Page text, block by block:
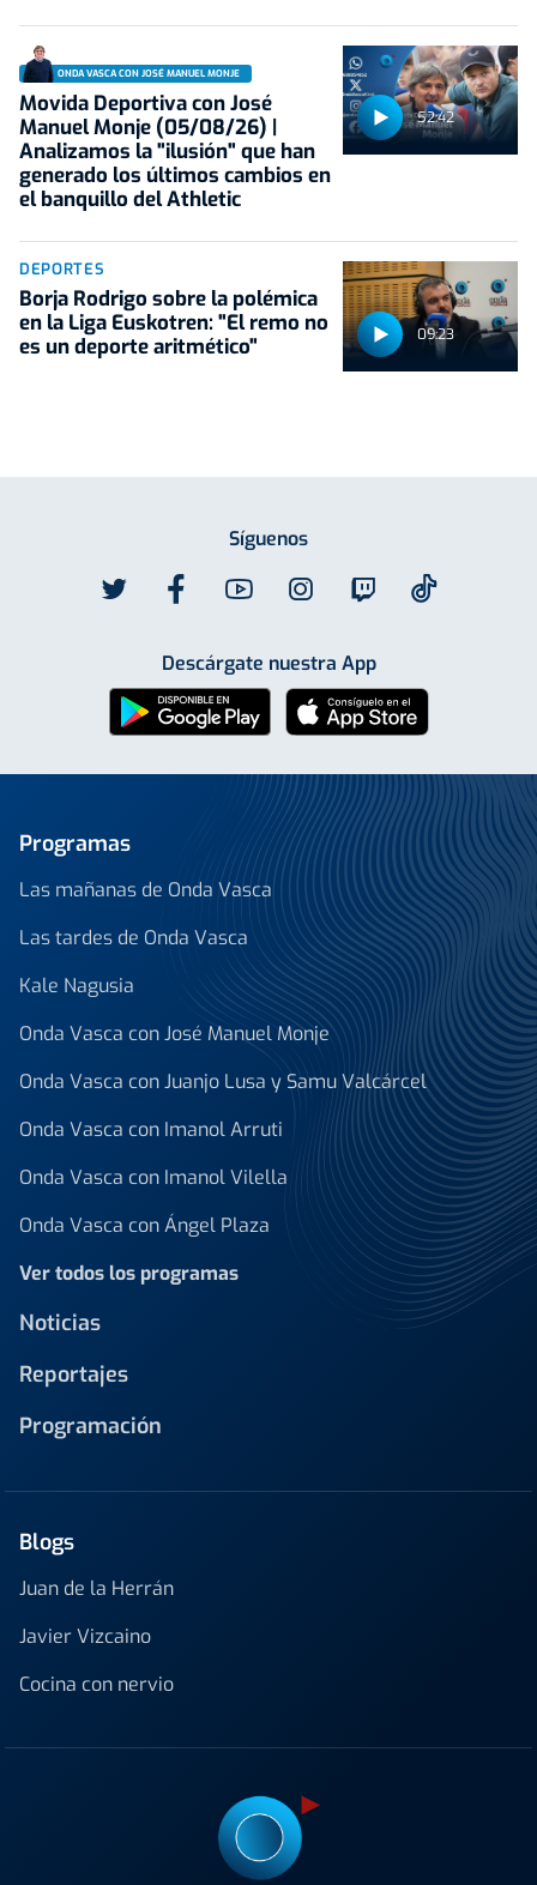
52:42
ONDA VASCA CON JOSÉ MANUEL MONJE
Movida Deportiva con José
Manuel Monje (05/08/26) |
Analizamos la "ilusión" que han
generado los últimos cambios en
el banquillo del Athletic
09:23
DEPORTES
Borja Rodrigo sobre la polémica
en la Liga Euskotren: "El remo no
es un deporte aritmético"
Síguenos
Descárgate nuestra App
Programas
Las mañanas de Onda Vasca
Las tardes de Onda Vasca
Kale Nagusia
Onda Vasca con José Manuel Monje
Onda Vasca con Juanjo Lusa y Samu Valcárcel
Onda Vasca con Imanol Arruti
Onda Vasca con Imanol Vilella
Onda Vasca con Ángel Plaza
Ver todos los programas
Noticias
Reportajes
Programación
Blogs
Juan de la Herrán
Javier Vizcaino
Cocina con nervio